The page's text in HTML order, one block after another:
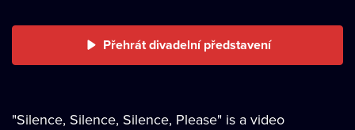
Přehrát divadelní představení
"Silence, Silence, Silence, Please" is a video